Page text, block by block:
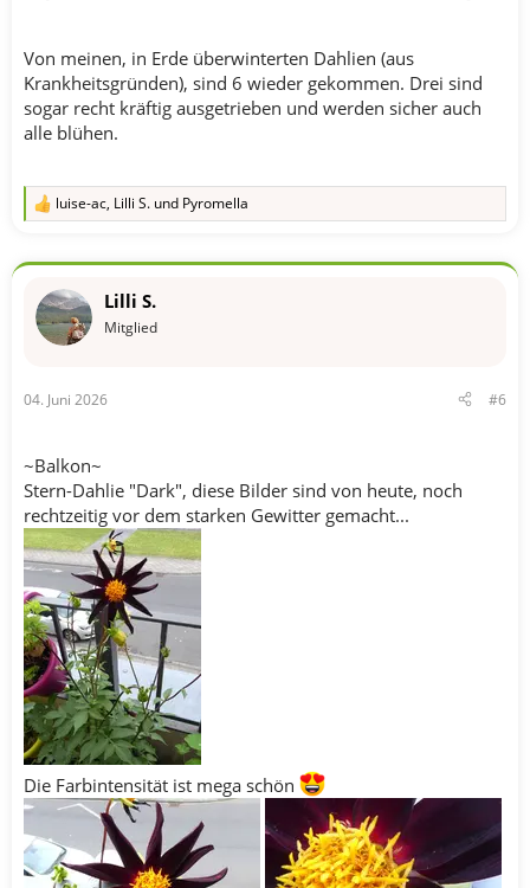
Von meinen, in Erde überwinterten Dahlien (aus
Krankheitsgründen), sind 6 wieder gekommen. Drei sind
sogar recht kräftig ausgetrieben und werden sicher auch
alle blühen.
R
k
o
:
luise-ac, Lilli S. und Pyromella
Lilli S.
Mitglied
04. Juni 2026 #6
~Balkon~
Stern-Dahlie "Dark", diese Bilder sind von heute, noch
rechtzeitig vor dem starken Gewitter gemacht...
Die Farbintensität ist mega schön